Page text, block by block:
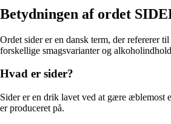
Betydningen af ordet
Ordet sider er en dansk term, der refererer
forskellige smagsvarianter og
Hvad er sider?
Sider er en drik lavet ved at gære æblemost
er produceret på.